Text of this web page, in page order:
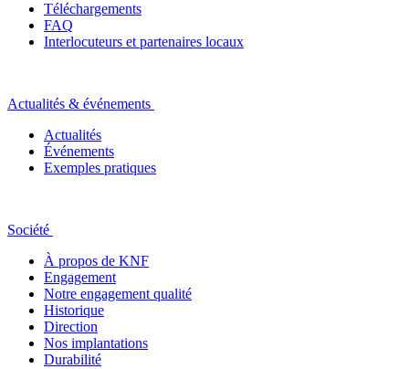
Téléchargements
FAQ
Interlocuteurs et partenaires locaux
Actualités & événements
Actualités
Événements
Exemples pratiques
Société
À propos de KNF
Engagement
Notre engagement qualité
Historique
Direction
Nos implantations
Durabilité